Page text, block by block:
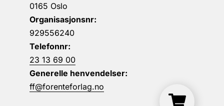
0165 Oslo
Organisasjonsnr:
929556240
Telefonnr:
23 13 69 00
Generelle henvendelser:
ff@forenteforlag.no